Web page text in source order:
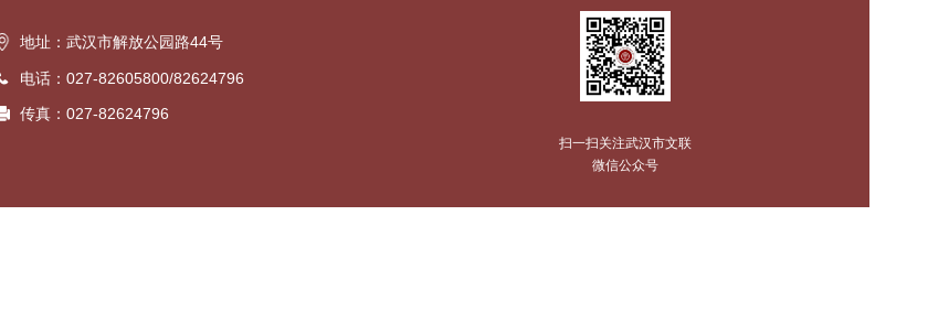
地址：武汉市解放公园路44号
电话：027-82605800/82624796
传真：027-82624796
扫一扫关注武汉市文联
微信公众号